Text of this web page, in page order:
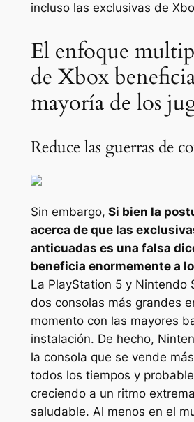
incluso las exclusivas de
El enfoque
de Xbox
mayoría de los
Reduce las guerras de
Sin embargo, Si bien la
acerca de que las
anticuadas es una falsa
beneficia enormemente a
La PlayStation 5 y Nintendo
dos consolas más grandes
momento con las mayores
instalación. De hecho,
la consola que se vende
todos los tiempos y
creciendo a un ritmo
saludable. Al menos en el